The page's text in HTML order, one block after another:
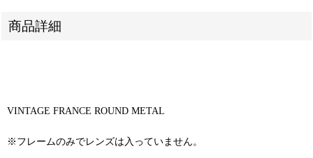
商品詳細
VINTAGE FRANCE ROUND METAL
※フレームのみでレンズは入っていません。